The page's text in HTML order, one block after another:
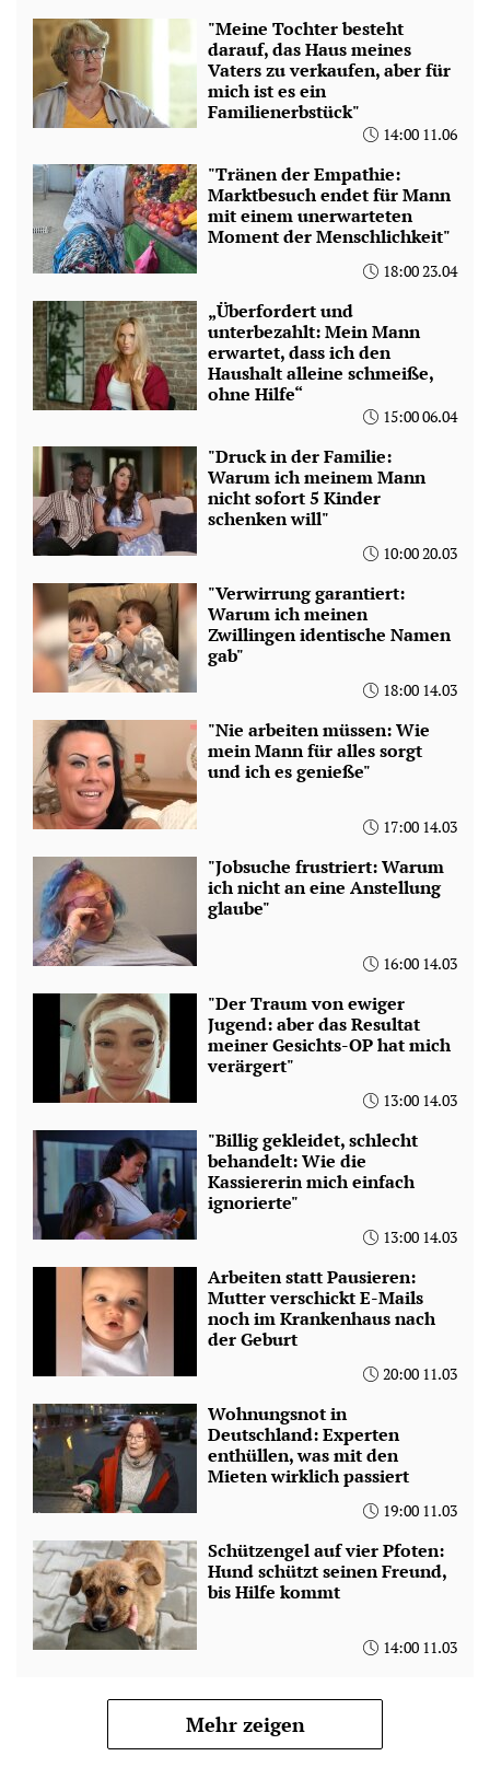
"Meine Tochter besteht
darauf, das Haus meines
Vaters zu verkaufen, aber für
mich ist es ein
Familienerbstück"
14:00 11.06
"Tränen der Empathie:
Marktbesuch endet für Mann
mit einem unerwarteten
Moment der Menschlichkeit"
18:00 23.04
„Überfordert und
unterbezahlt: Mein Mann
erwartet, dass ich den
Haushalt alleine schmeiße,
ohne Hilfe“
15:00 06.04
"Druck in der Familie:
Warum ich meinem Mann
nicht sofort 5 Kinder
schenken will"
10:00 20.03
"Verwirrung garantiert:
Warum ich meinen
Zwillingen identische Namen
gab"
18:00 14.03
"Nie arbeiten müssen: Wie
mein Mann für alles sorgt
und ich es genieße"
17:00 14.03
"Jobsuche frustriert: Warum
ich nicht an eine Anstellung
glaube"
16:00 14.03
"Der Traum von ewiger
Jugend: aber das Resultat
meiner Gesichts-OP hat mich
verärgert"
13:00 14.03
"Billig gekleidet, schlecht
behandelt: Wie die
Kassiererin mich einfach
ignorierte"
13:00 14.03
Arbeiten statt Pausieren:
Mutter verschickt E-Mails
noch im Krankenhaus nach
der Geburt
20:00 11.03
Wohnungsnot in
Deutschland: Experten
enthüllen, was mit den
Mieten wirklich passiert
19:00 11.03
Schützengel auf vier Pfoten:
Hund schützt seinen Freund,
bis Hilfe kommt
14:00 11.03
Mehr zeigen